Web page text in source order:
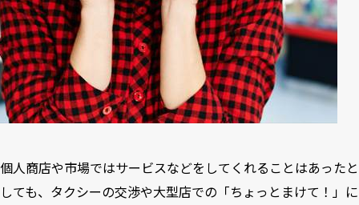
個人商店や市場ではサービスなどをしてくれることはあったと
しても、タクシーの交渉や大型店での「ちょっとまけて！」に